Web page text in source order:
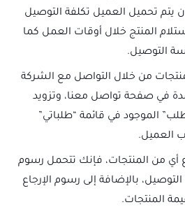
يتم تحميل العميل تكلفة التوصيل
المنتج خلال أوقات العمل كما
التوصيل.
من خلال التواصل مع الشركة
في صفحة تواصل معنا، وتزويد
الموجود في قائمة “طلباتي”
العميل.
أي من المنتجات، فإنك تتحمل رسوم
بالإضافة إلى رسوم الإرجاع